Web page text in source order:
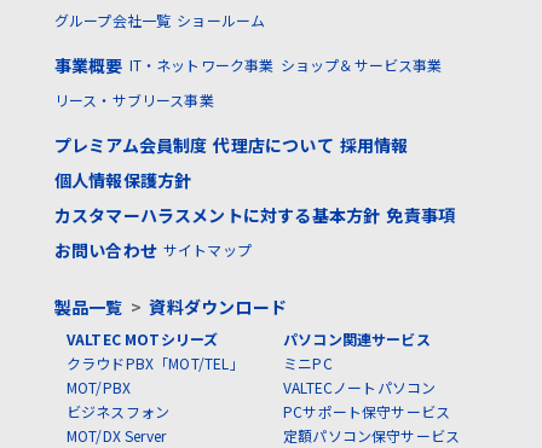
グループ会社一覧 ショールーム
事業概要 IT・ネットワーク事業 ショップ＆サービス事業
リース・サブリース事業
プレミアム会員制度 代理店について 採用情報
個人情報保護方針
カスタマーハラスメントに対する基本方針 免責事項
お問い合わせ サイトマップ
製品一覧 >資料ダウンロード
VALTEC MOTシリーズ
クラウドPBX「MOT/TEL」
MOT/PBX
ビジネスフォン
MOT/DX Server
パソコン関連サービス
ミニPC
VALTECノートパソコン
PCサポート保守サービス
定額パソコン保守サービス